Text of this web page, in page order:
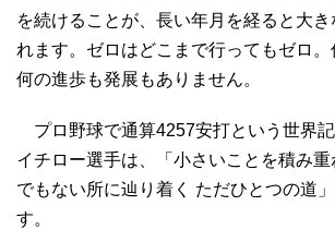
を続けることが、長い年月を経ると大
れます。ゼロはどこまで行ってもゼロ。
何の進歩も発展もありません。
プロ野球で通算4257安打という世界
イチロー選手は、「小さいことを積み
でもない所に辿り着く ただひとつの道
す。